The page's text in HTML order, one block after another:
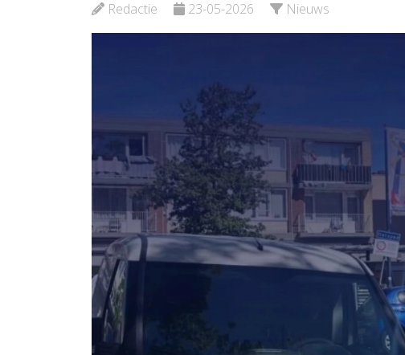
Redactie 23-05-2026 Nieuws